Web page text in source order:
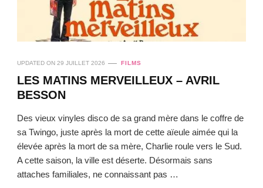
UPDATED ON 29 JUILLET 2026 FILMS
LES MATINS MERVEILLEUX – AVRIL
BESSON
Des vieux vinyles disco de sa grand mère dans le coffre de
sa Twingo, juste après la mort de cette aïeule aimée qui la
élevée après la mort de sa mère, Charlie roule vers le Sud.
A cette saison, la ville est déserte. Désormais sans
attaches familiales, ne connaissant pas …